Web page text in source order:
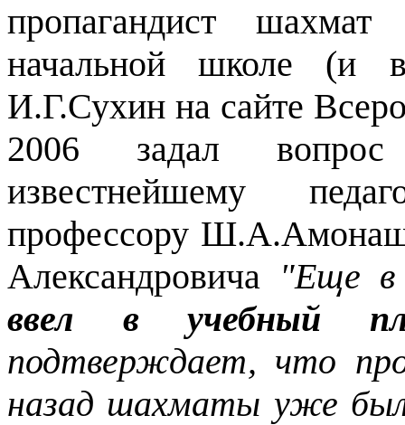
пропагандист
начальной школе (и
И.Г.Сухин на сайте
2006 задал
известнейшему
профессору
Александровича "Еще в
ввел в учебный
подтверждает, что
назад шахматы уже